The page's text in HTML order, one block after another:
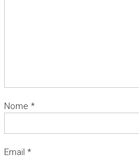
Nome *
Email *